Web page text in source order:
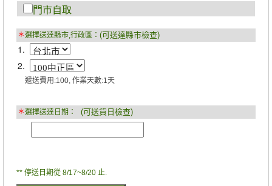
門市自取
＊選擇送達縣市,行政區： (可送達縣市檢查)
1.
2.
遞送費用:100, 作業天數:1天
＊選擇送達日期： (可送貨日檢查)
** 停送日期從 8/17~8/20 止.